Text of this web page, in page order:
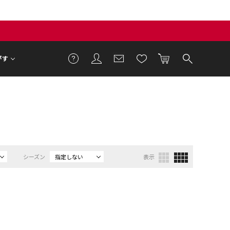
す
シーズン 指定しない 表示